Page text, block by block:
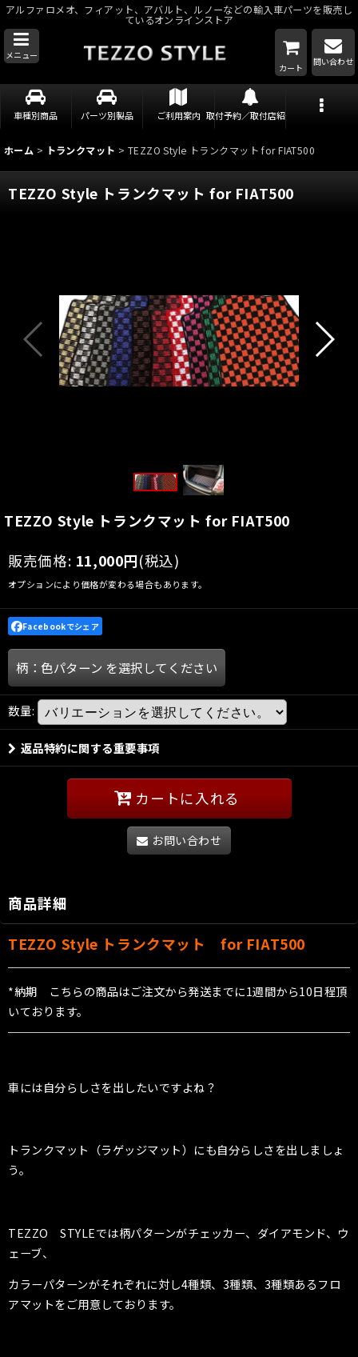
アルファロメオ、フィアット、アバルト、ルノーなどの輸入車パーツを販売し
ているオンラインストア
メニュー
カート
問い合わせ
車種別商品 パーツ別製品 ご利用案内 取付予約／取付店紹介
ホーム > トランクマット > TEZZO Style トランクマット for FIAT500
TEZZO Style トランクマット for FIAT500
TEZZO Style トランクマット for FIAT500
販売価格: 11,000円(税込)
オプションにより価格が変わる場合もあります。
Facebookでシェア
柄：色パターン を選択してください
数量:
返品特約に関する重要事項
カートに入れる
お問い合わせ
商品詳細
TEZZO Style トランクマット for FIAT500
*納期 こちらの商品はご注文から発送までに1週間から10日程頂
いております。
車には自分らしさを出したいですよね？
トランクマット（ラゲッジマット）にも自分らしさを出しましょ
う。
TEZZO STYLEでは柄パターンがチェッカー、ダイアモンド、ウ
ェーブ、
カラーパターンがそれぞれに対し4種類、3種類、3種類あるフロ
アマットをご用意しております。